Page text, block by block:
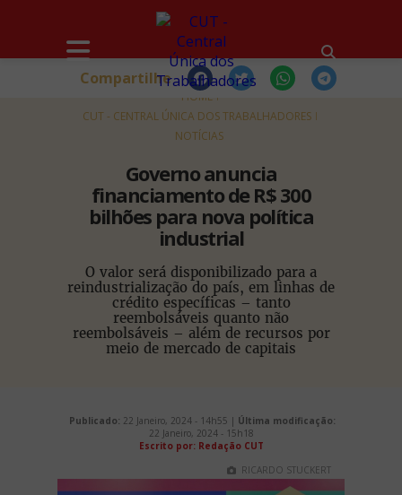
HOME
CUT - CENTRAL ÚNICA DOS TRABALHADORES
NOTÍCIAS
Governo anuncia
financiamento de R$ 300
bilhões para nova política
industrial
O valor será disponibilizado para a
reindustrialização do país, em linhas de
crédito específicas – tanto
reembolsáveis quanto não
reembolsáveis – além de recursos por
meio de mercado de capitais
Compartilhe
Publicado: 22 Janeiro, 2024 - 14h55 | Última modificação:
22 Janeiro, 2024 - 15h18
Escrito por: Redação CUT
RICARDO STUCKERT